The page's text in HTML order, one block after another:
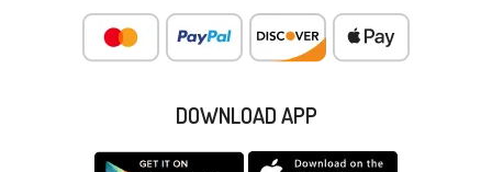
DOWNLOAD APP